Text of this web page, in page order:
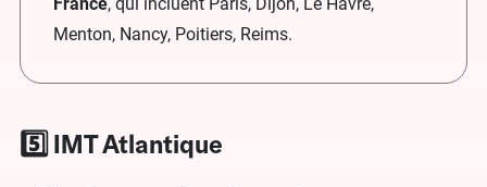
Menton, Nancy, Poitiers, Reims.
5️⃣ IMT Atlantique